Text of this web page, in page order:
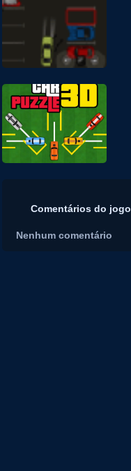
Comentários do jogo
Nenhum comentário